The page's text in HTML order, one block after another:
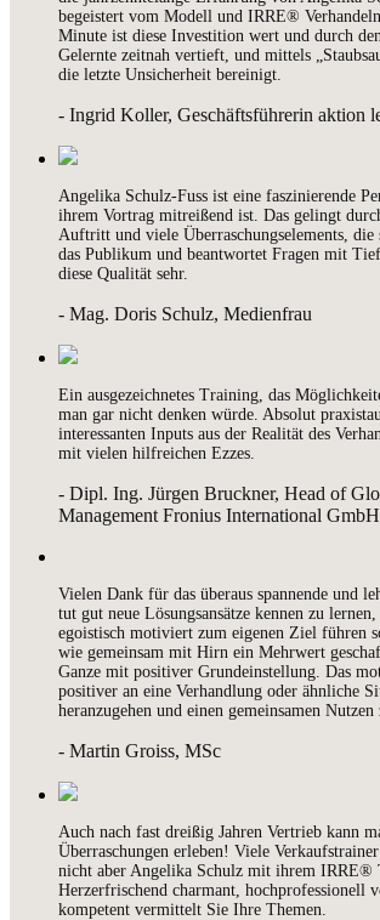
begeistert vom Modell und IRRE®
Minute ist diese Investition wert und durch
Gelernte zeitnah vertieft, und mittels
die letzte Unsicherheit bereinigt.
- Ingrid Koller, Geschäftsführerin aktion
Angelika Schulz-Fuss ist eine faszinierende
ihrem Vortrag mitreißend ist. Das gelingt
Auftritt und viele Überraschungselements, die
das Publikum und beantwortet Fragen mit
diese Qualität sehr.
- Mag. Doris Schulz, Medienfrau
Ein ausgezeichnetes Training, das
man gar nicht denken würde. Absolut
interessanten Inputs aus der Realität des
mit vielen hilfreichen Ezzes.
- Dipl. Ing. Jürgen Bruckner, Head of
Management Fronius International GmbH
Vielen Dank für das überaus spannende und
tut gut neue Lösungsansätze kennen zu
egoistisch motiviert zum eigenen Ziel führen
wie gemeinsam mit Hirn ein Mehrwert
Ganze mit positiver Grundeinstellung. Das
positiver an eine Verhandlung oder ähnliche
heranzugehen und einen gemeinsamen Nutzen
- Martin Groiss, MSc
Auch nach fast dreißig Jahren Vertrieb kann
Überraschungen erleben! Viele Verkaufstrainer
nicht aber Angelika Schulz mit ihrem IRRE®
Herzerfrischend charmant, hochprofessionell
kompetent vermittelt Sie Ihre Themen.